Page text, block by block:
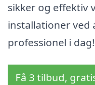
sikker og effektiv
installationer ved
professionel i dag!
Få 3 tilbud,